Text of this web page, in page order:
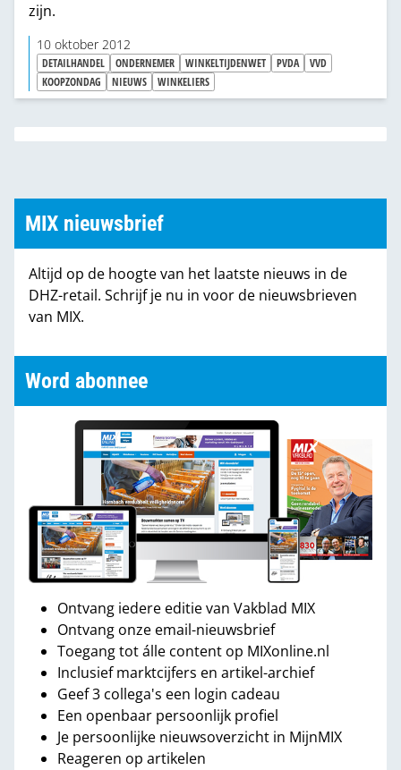
zijn.
10 oktober 2012
DETAILHANDEL ONDERNEMER WINKELTIJDENWET PVDA
VVD
KOOPZONDAG
NIEUWS WINKELIERS
MIX nieuwsbrief
Altijd op de hoogte van het laatste nieuws in de
DHZ-retail. Schrijf je nu in voor de nieuwsbrieven
van MIX.
Word abonnee
Ontvang iedere editie van Vakblad MIX
Ontvang onze email-nieuwsbrief
Toegang tot álle content op MIXonline.nl
Inclusief marktcijfers en artikel-archief
Geef 3 collega's een login cadeau
Een openbaar persoonlijk profiel
Je persoonlijke nieuwsoverzicht in MijnMIX
Reageren op artikelen